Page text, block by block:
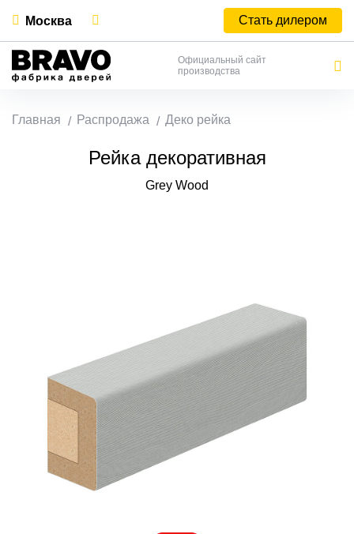
Москва Стать дилером
Официальный сайт
производства
Главная Распродажа Деко рейка
Рейка декоративная
Grey Wood